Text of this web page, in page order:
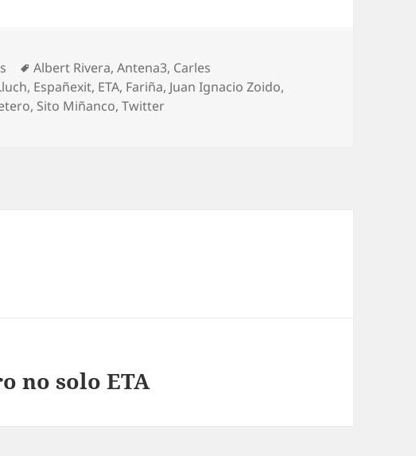
Etiquetas
Albert Rivera,Antena3, Carles
, Españexit, ETA, Fariña, Juan Ignacio Zoido,
, Sito Miñanco,Twitter
no solo ETA